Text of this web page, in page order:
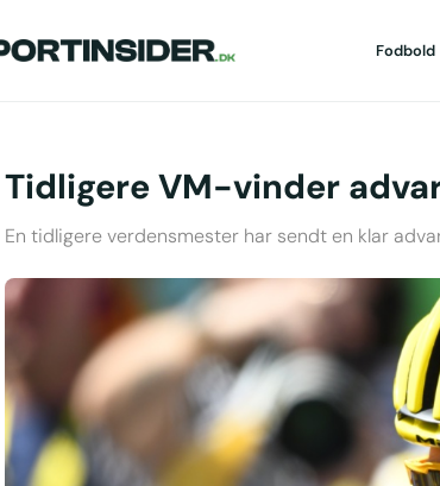
Fodbold
Tidligere VM-vinder
En tidligere verdensmester har sendt en klar